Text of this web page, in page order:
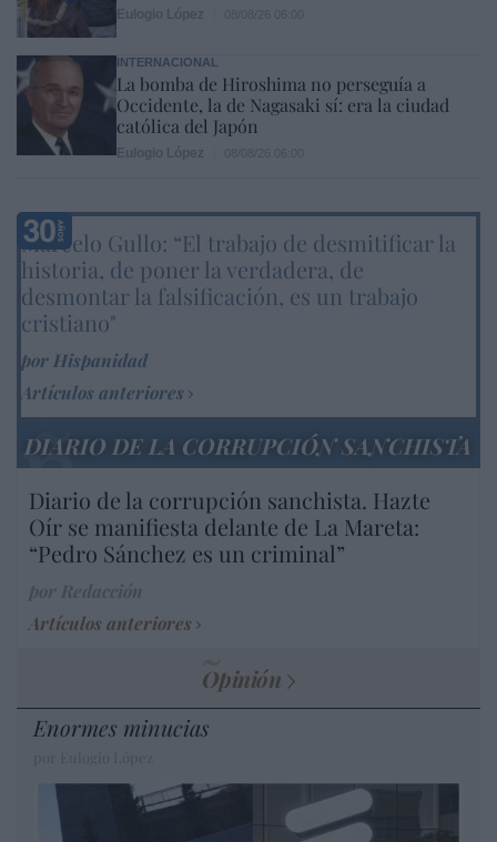
INTERNACIONAL
La bomba de Hiroshima no perseguía a
Occidente, la de Nagasaki sí: era la ciudad
católica del Japón
Marcelo Gullo: “El trabajo de desmitificar la
historia, de poner la verdadera, de
desmontar la falsificación, es un trabajo
cristiano"
por Hispanidad
Artículos anteriores
DIARIO DE LA CORRUPCIÓN SANCHISTA
Diario de la corrupción sanchista. Hazte
Oír se manifiesta delante de La Mareta:
“Pedro Sánchez es un criminal”
Artículos anteriores
Opinión
Enormes minucias